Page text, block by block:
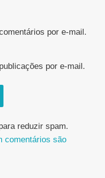
por e-mail.
por e-mail.
reduzir spam.
comentários são